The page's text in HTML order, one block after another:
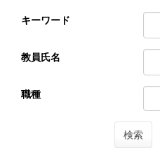
キーワード
教員氏名
職種
検索